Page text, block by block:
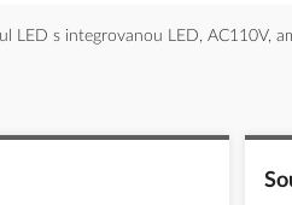
LED s integrovanou LED, AC110V,